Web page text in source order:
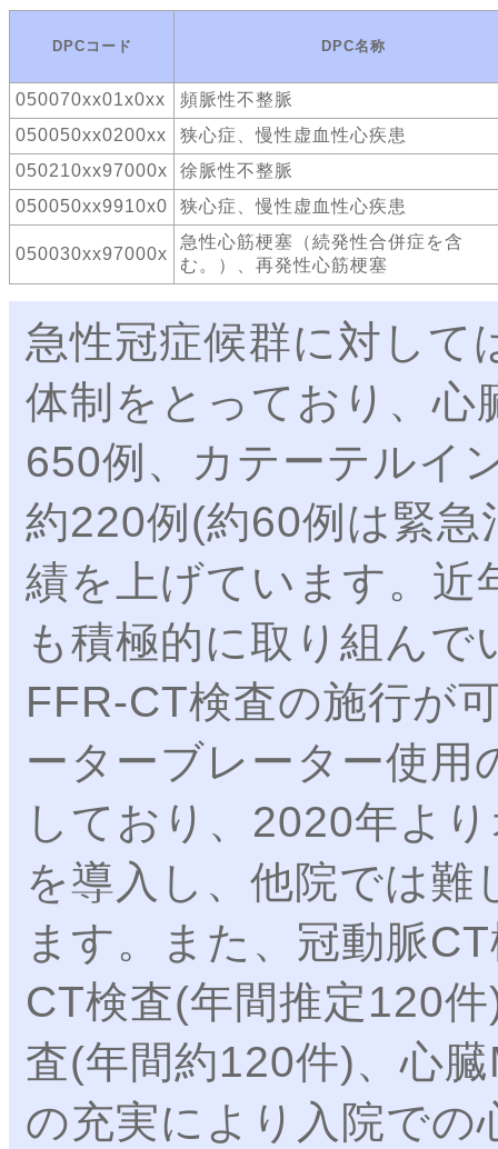
DPCコード DPC名称
050070xx01x0xx
頻脈性不整脈
050050xx0200xx
狭心症、慢性虚血性心疾患
050210xx97000x
徐脈性不整脈
050050xx9910x0
狭心症、慢性虚血性心疾患
050030xx97000x
急性心筋梗塞（続発性合併症を含
む。）、再発性心筋梗塞
急性冠症候群に対して
体制をとっており、心
650例、カテーテルイ
約220例(約60例は緊
績を上げています。近
も積極的に取り組ん
FFR-CT検査の施行が
ーターブレーター使用
しており、2020年よ
を導入し、他院では難
ます。また、冠動脈
CT検査(年間推定120
査(年間約120件)、心
の充実により入院での